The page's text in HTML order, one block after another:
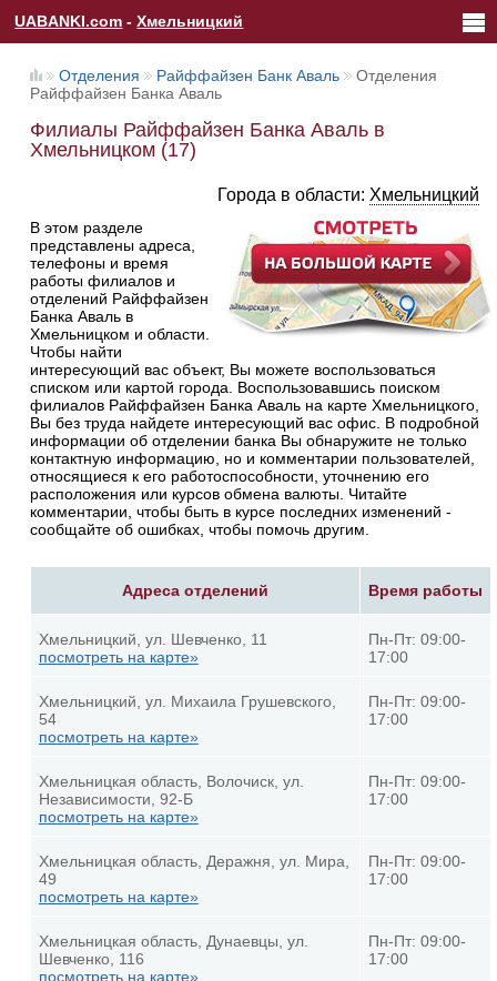
UABANKI.com -Хмельницкий
Отделения Райффайзен Банк Аваль
Отделения
Райффайзен Банка Аваль
Филиалы Райффайзен Банка Аваль в
Хмельницком (17)
Города в области: Хмельницкий
В этом разделе
представлены адреса,
телефоны и время
работы филиалов и
отделений Райффайзен
Банка Аваль в
Хмельницком и области.
Чтобы найти
интересующий вас объект, Вы можете воспользоваться
списком или картой города. Воспользовавшись поиском
филиалов Райффайзен Банка Аваль на карте Хмельницкого,
Вы без труда найдете интересующий вас офис. В подробной
информации об отделении банка Вы обнаружите не только
контактную информацию, но и комментарии пользователей,
относящиеся к его работоспособности, уточнению его
расположения или курсов обмена валюты. Читайте
комментарии, чтобы быть в курсе последних изменений -
сообщайте об ошибках, чтобы помочь другим.
Адреса отделений Время работы
Хмельницкий, ул. Шевченко, 11
посмотреть на карте»
Пн-Пт: 09:00-
17:00
Хмельницкий, ул. Михаила Грушевского,
54
посмотреть на карте»
Пн-Пт: 09:00-
17:00
Хмельницкая область, Волочиск, ул.
Независимости, 92-Б
посмотреть на карте»
Пн-Пт: 09:00-
17:00
Хмельницкая область, Деражня, ул. Мира,
49
посмотреть на карте»
Пн-Пт: 09:00-
17:00
Хмельницкая область, Дунаевцы, ул.
Шевченко, 116
посмотреть на карте»
Пн-Пт: 09:00-
17:00